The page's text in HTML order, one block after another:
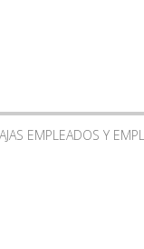
EMPLEADOS Y